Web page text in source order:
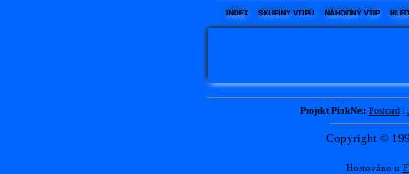
Projekt PinkNet: Postcard|
Copyright ©
Hostováno u